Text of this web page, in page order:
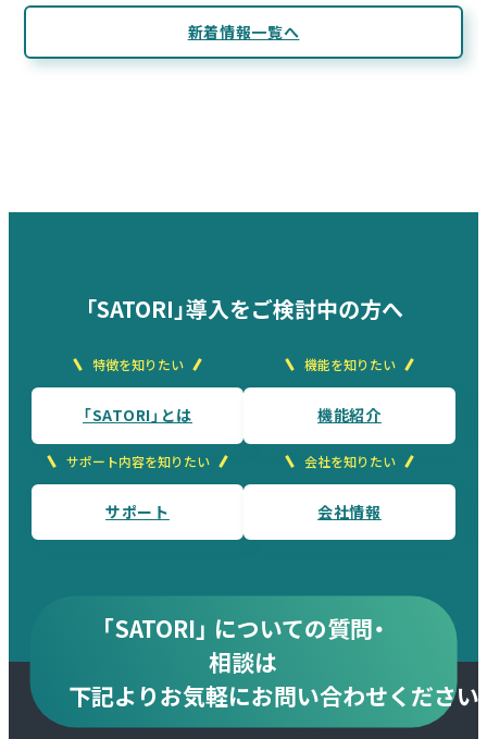
新着情報一覧へ
「SATORI」導入をご検討中の方へ
特徴を知りたい
「SATORI」とは
機能を知りたい
機能紹介
サポート内容を知りたい
サポート
会社を知りたい
会社情報
「SATORI」 についての質問・
相談は
下記よりお気軽にお問い合わせください